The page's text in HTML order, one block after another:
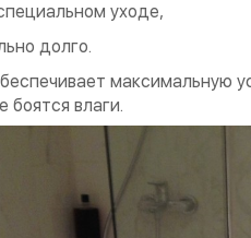
уходе,
долго.
максимальную
боятся влаги.